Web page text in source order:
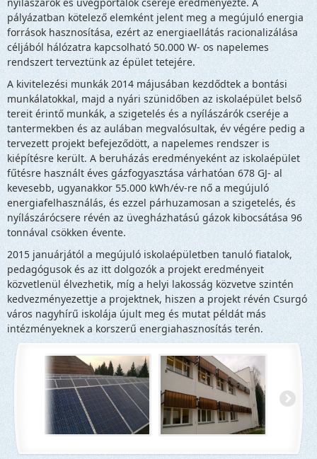
pályázatban kötelező elemként jelent meg a megújuló energia
források hasznosítása, ezért az energiaellátás racionalizálása
céljából hálózatra kapcsolható 50.000 W- os napelemes
rendszert terveztünk az épület tetejére.
A kivitelezési munkák 2014 májusában kezdődtek a bontási
munkálatokkal, majd a nyári szünidőben az iskolaépület belső
tereit érintő munkák, a szigetelés és a nyílászárók cseréje a
tantermekben és az aulában megvalósultak, év végére pedig a
tervezett projekt befejeződött, a napelemes rendszer is
kiépítésre került. A beruházás eredményeként az iskolaépület
fűtésre használt éves gázfogyasztása várhatóan 678 GJ- al
kevesebb, ugyanakkor 55.000 kWh/év-re nő a megújuló
energiafelhasználás, és ezzel párhuzamosan a szigetelés, és
nyílászárócsere révén az üvegházhatású gázok kibocsátása 96
tonnával csökken évente.
2015 januárjától a megújuló iskolaépületben tanuló fiatalok,
pedagógusok és az itt dolgozók a projekt eredményeit
közvetlenül élvezhetik, míg a helyi lakosság közvetve szintén
kedvezményezettje a projektnek, hiszen a projekt révén Csurgó
város nagyhírű iskolája újult meg és mutat példát más
intézményeknek a korszerű energiahasznosítás terén.